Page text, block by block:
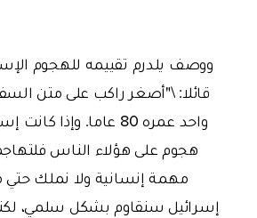
ووصف يلدرم تقييمه للهجوم
قائلا: \"أصغر راكب على متن
واحد عمره 80 عاما.
هجوم على هؤلاء الناس
مهمة إنسانية ولا نملك حتي
إسرائيل سنقاوم بشكل سلمي،